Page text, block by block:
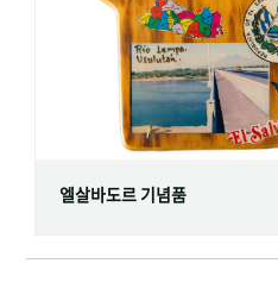
엘살바도르 기념품